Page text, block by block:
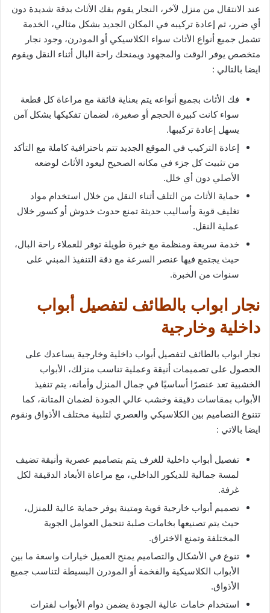
عند الانتقال من منزل لآخر، النجار يقوم بفك الأثاث بدقة شديدة دون
أي ضرر، ثم إعادة تركيبه في المكان الجديد بشكل مثالي، الخدمة
تشمل جميع أنواع الأثاث سواء الكلاسيكي أو المودرن، وجود نجار
متخصص يوفر الوقت والمجهود ويمنحك راحة البال أثناء النقل ويقوم
ايضا بالتالي :
فك الأثاث بجميع أنواعه يتم بعناية فائقة مع مراعاة كل قطعة
سواء كانت كبيرة الحجم أو صغيرة، لضمان تفكيكها بشكل آمن
يسهل إعادة تركيبها.
إعادة التركيب في الموقع الجديد تتم باحترافية كاملة مع التأكد
من تثبيت كل جزء في مكانه الصحيح ليعود الأثاث لوضعه
الأصلي دون أي خلل.
حماية الأثاث من التلف أثناء النقل من خلال استخدام مواد
تغليف قوية وأساليب حديثة تمنع حدوث خدوش أو كسور خلال
عملية النقل.
خدمة سريعة ومنظمة مع خبرة طويلة توفر للعملاء راحة البال،
حيث يجتمع فيها عنصر السرعة مع دقة التنفيذ المبني على
سنوات من الخبرة.
نجار ابواب بالطائف لتفصيل أبواب
داخلية وخارجية
نجار ابواب بالطائف لتفصيل أبواب داخلية وخارجية يساعدك على
الحصول على تصميمات أنيقة وعملية تناسب منزلك، الأبواب
الخشبية تعد عنصرًا أساسيًا في جمال المنزل وأمانه، يتم تنفيذ
الأبواب بمقاسات دقيقة وخشب عالي الجودة لضمان المتانة، كما
تتنوع التصاميم بين الكلاسيكي والعصري لتلبية مختلف الأذواق ونقوم
ايضا بالاتي :
تفصيل أبواب داخلية للغرف يتم بتصاميم عصرية وأنيقة تضيف
لمسة جمالية للديكور الداخلي، مع مراعاة الأبعاد الدقيقة لكل
غرفة.
تصميم أبواب خارجية قوية ومتينة يوفر حماية عالية للمنزل،
حيث يتم تصنيعها بخامات صلبة تتحمل العوامل الجوية
المختلفة وتمنع الاختراق.
تنوع في الأشكال والتصاميم يمنح العميل خيارات واسعة ما بين
الأبواب الكلاسيكية والفخمة أو المودرن البسيطة لتناسب جميع
الأذواق.
استخدام خامات عالية الجودة يضمن دوام الأبواب لفترات